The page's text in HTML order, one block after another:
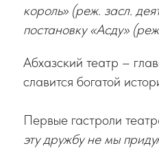
король» (реж. засл.
постановку «Асду»
Абхазский театр –
славится богатой
Первые гастроли
эту дружбу не мы